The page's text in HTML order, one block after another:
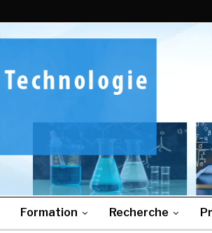
Formation Recherche